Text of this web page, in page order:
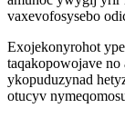
vaxevofosysebo
Exojekonyrohot
taqakopowojave
ykopuduzynad
otucyv